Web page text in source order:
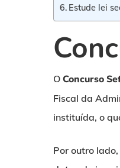
Estude lei
O Concurso
Fiscal da
instituída, o
Por outro